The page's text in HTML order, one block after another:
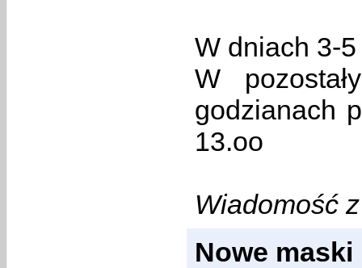
W dniach 3-
W
godzianach
13.oo
Wiadomość
Nowe maski